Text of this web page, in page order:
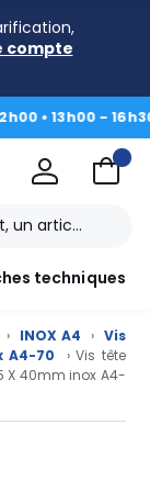
compte
- 16h30| Du
techniques
› INOX A4 › Vis
A4-70
› Vis tête
X 40mm inox A4-